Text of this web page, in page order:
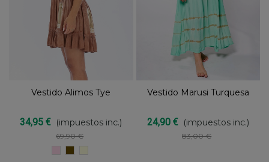
Vestido Alimos Tye
34,95 € (impuestos inc.)
69,90 €
ROSAMarron
Vestido Marusi Turquesa
24,90 € (impuestos inc.)
83,00 €